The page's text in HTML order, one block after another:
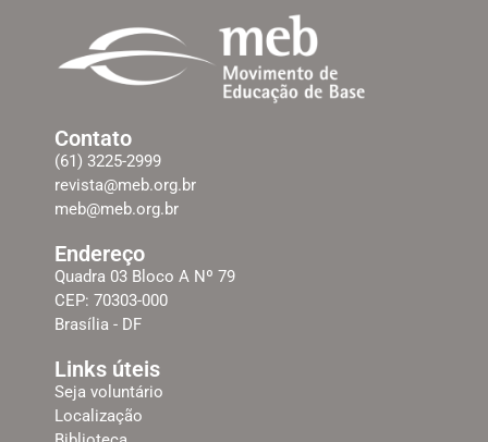
Contato
(61) 3225-2999
revista@meb.org.br
meb@meb.org.br
Endereço
Quadra 03 Bloco A Nº 79
CEP: 70303-000
Brasília - DF
Links úteis
Seja voluntário
Localização